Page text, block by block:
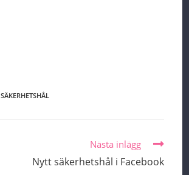
SÄKERHETSHÅL
Nästa inlägg
Nytt säkerhetshål i Facebook